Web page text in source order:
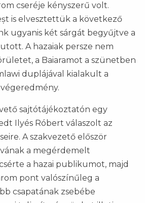
cseréje kényszerű volt.
is elvesztettük a következő
ugyanis két sárgát begyűjtve a
A hazaiak persze nem
a Baiaramot a szünetben
duplájával kialakult a
sajtótájékoztatón egy
Ilyés Róbert válaszolt az
A szakvezető először
a megérdemelt
a hazai publikumot, majd
pont valószínűleg a
csapatának zsebébe